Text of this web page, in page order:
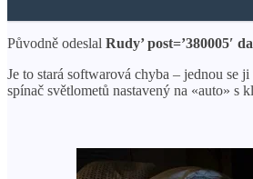
Původně odeslal Rudy’ post=’380005′
Je to stará softwarová chyba – jednou se
spínač světlometů nastavený na «auto» s